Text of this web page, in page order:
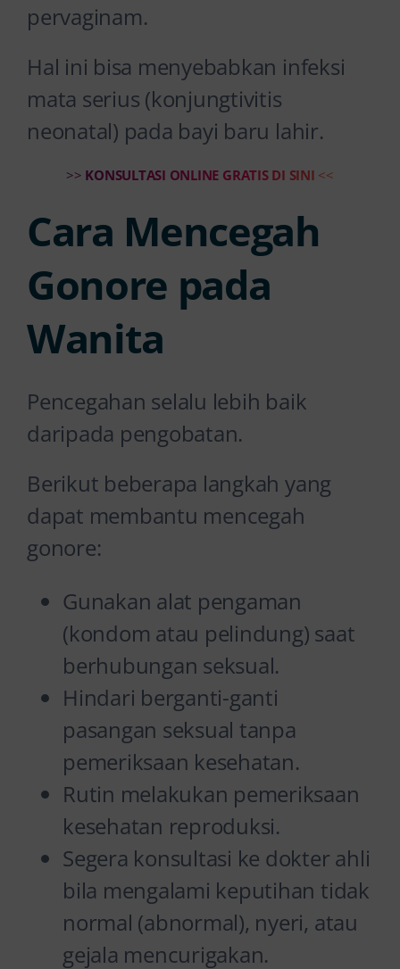
pervaginam.
Hal ini bisa menyebabkan infeksi
mata serius (konjungtivitis
neonatal) pada bayi baru lahir.
>> KONSULTASI ONLINE GRATIS DI SINI <<
Cara Mencegah
Gonore pada
Wanita
Pencegahan selalu lebih baik
daripada pengobatan.
Berikut beberapa langkah yang
dapat membantu mencegah
gonore:
Gunakan alat pengaman
(kondom atau pelindung) saat
berhubungan seksual.
Hindari berganti-ganti
pasangan seksual tanpa
pemeriksaan kesehatan.
Rutin melakukan pemeriksaan
kesehatan reproduksi.
Segera konsultasi ke dokter ahli
bila mengalami keputihan tidak
normal (abnormal), nyeri, atau
gejala mencurigakan.